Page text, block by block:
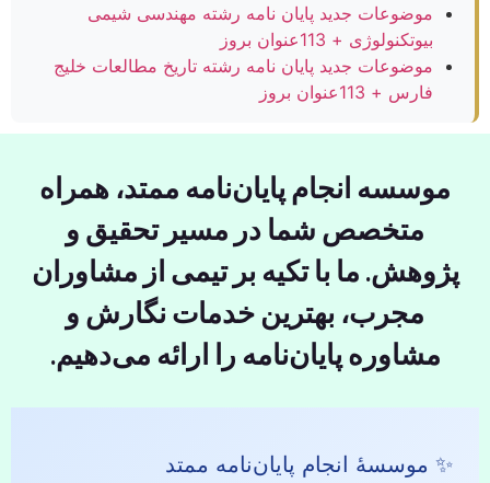
موضوعات جدید پایان نامه رشته مهندسی شیمی
بیوتکنولوژی + 113عنوان بروز
موضوعات جدید پایان نامه رشته تاریخ مطالعات خلیج
فارس + 113عنوان بروز
موسسه انجام پایان‌نامه ممتد، همراه
متخصص شما در مسیر تحقیق و
پژوهش. ما با تکیه بر تیمی از مشاوران
مجرب، بهترین خدمات نگارش و
مشاوره پایان‌نامه را ارائه می‌دهیم.
✨ موسسهٔ انجام پایان‌نامه ممتد